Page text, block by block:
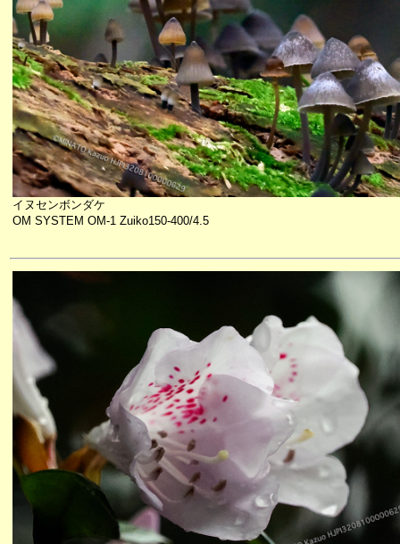
イヌセンボンダケ
OM SYSTEM OM-1 Zuiko150-400/4.5